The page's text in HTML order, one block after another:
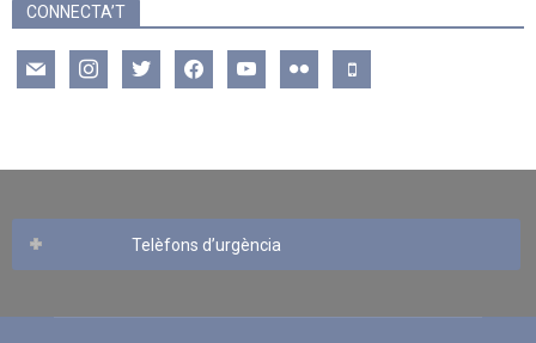
CONNECTA’T
mail instagramtwitter facebookyoutube flickr mobile
Telèfons d’urgència